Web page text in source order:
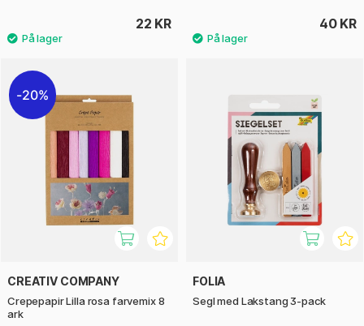
22 KR 40 KR
20%
CREATIV COMPANY
Crepepapir Lilla rosa farvemix 8
ark
FOLIA
Segl med Lakstang 3-pack